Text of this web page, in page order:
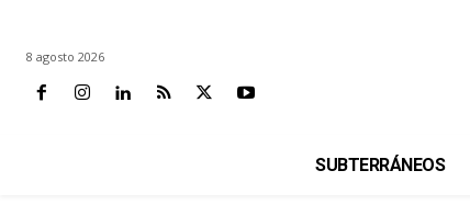
8 agosto 2026
SUBTERRÁNEOS